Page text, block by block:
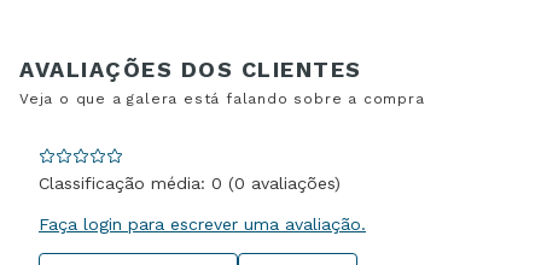
Classificação média: 0 (0 avaliações)
Faça login para escrever uma avaliação.